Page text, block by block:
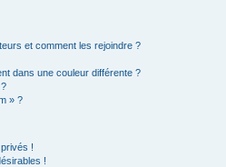
et comment les rejoindre ?
dans une couleur différente ?
» ?
!
!